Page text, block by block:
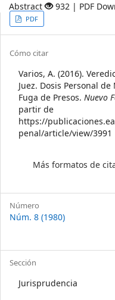
Abstract 932 | PDF
Article
Sidebar
PDF
Article
Details
Cómo citar
Varios, A. (2016).
Juez. Dosis Personal
Fuga de Presos. Nuevo
partir de
https://
penal/article/view/3991
Más formatos de
Número
Núm. 8 (1980)
Sección
Jurisprudencia